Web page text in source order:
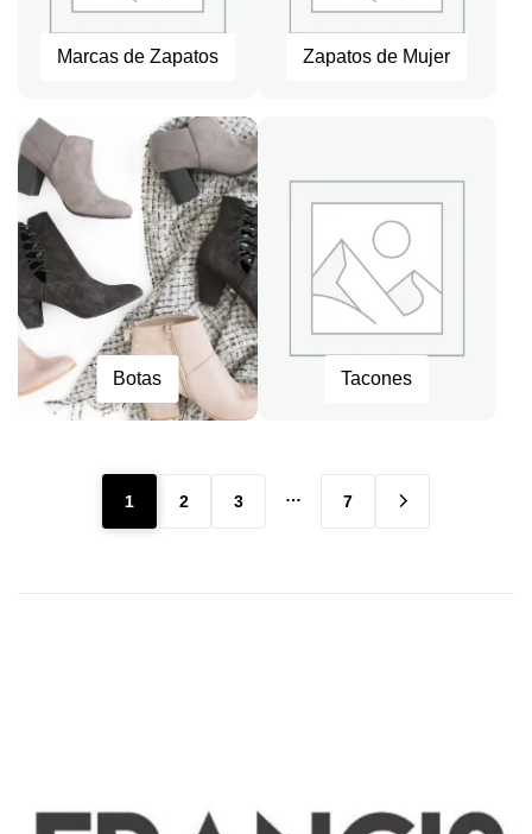
Marcas de Zapatos Zapatos de Mujer
Botas Tacones
1 2 3 … 7